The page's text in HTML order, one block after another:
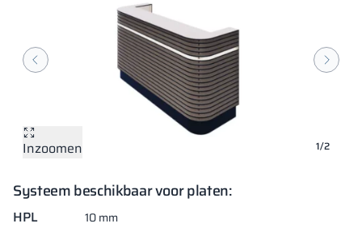
1/2
Inzoomen
Inzoomen
Systeem beschikbaar voor platen:
HPL 10 mm